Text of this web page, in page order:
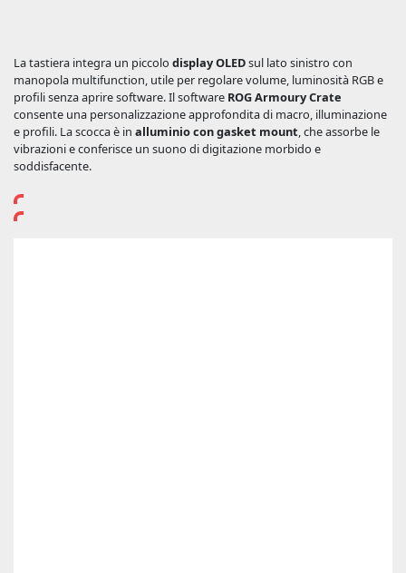
La tastiera integra un piccolo display OLEDsul lato sinistro con
manopola multifunction, utile per regolare volume, luminosità RGB e
profili senza aprire software. Il software ROG Armoury Crate
consente una personalizzazione approfondita di macro, illuminazione
e profili. La scocca è in alluminio con gasket mount, che assorbe le
vibrazioni e conferisce un suono di digitazione morbido e
soddisfacente.